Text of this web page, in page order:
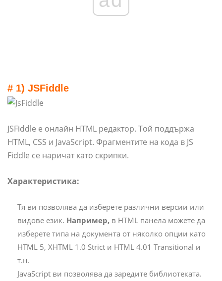
# 1) JSFiddle
JSFiddle е онлайн HTML редактор. Той поддържа
HTML, CSS и JavaScript. Фрагментите на кода в JS
Fiddle се наричат ​​като скрипки.
Характеристика:
Тя ви позволява да изберете различни версии или
видове език. Например, в HTML панела можете да
изберете типа на документа от няколко опции като
HTML 5, XHTML 1.0 Strict и HTML 4.01 Transitional и
т.н.
JavaScript ви позволява да заредите библиотеката.